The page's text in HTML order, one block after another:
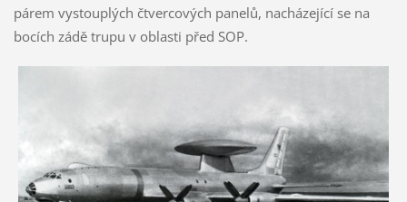
párem vystouplých čtvercových panelů, nacházející se na
bocích zádě trupu v oblasti před SOP.